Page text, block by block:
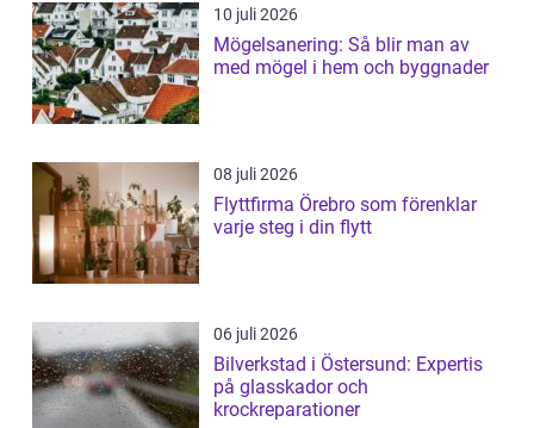
10 juli 2026
Mögelsanering: Så blir man av
med mögel i hem och byggnader
08 juli 2026
Flyttfirma Örebro som förenklar
varje steg i din flytt
06 juli 2026
Bilverkstad i Östersund: Expertis
på glasskador och
krockreparationer